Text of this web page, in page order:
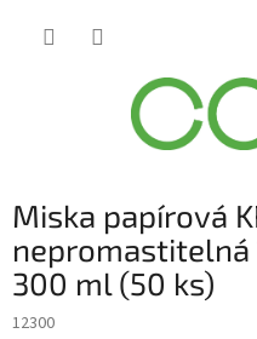
Miska papírová
nepromastitelná
300 ml (50 ks)
12300